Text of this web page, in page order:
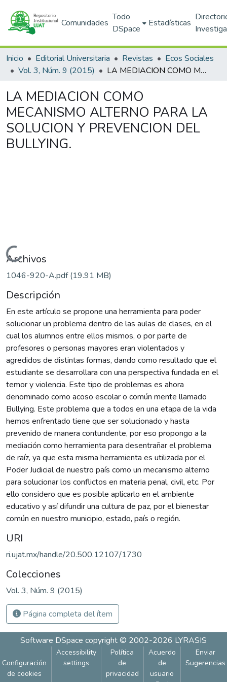
Comunidades
Todo
DSpace
Estadísticas
Inicio Editorial Universitaria Revistas
Ecos Sociales
Vol. 3, Núm. 9 (2015)
LA MEDIACION COMO MECANISMO ALTERNO PARA LA SOLUCION Y PREVENCION DEL BULLYING.
LA MEDIACION COMO
MECANISMO ALTERNO PARA LA
SOLUCION Y PREVENCION DEL
BULLYING.
Cargando...
Archivos
1046-920-A.pdf(19.91 MB)
Descripción
En este artículo se propone una herramienta para poder
solucionar un problema dentro de las aulas de clases, en el
cual los alumnos entre ellos mismos, o por parte de
profesores o personas mayores eran violentados y
agredidos de distintas formas, dando como resultado que el
estudiante se desarrollara con una perspectiva fundada en el
temor y violencia. Este tipo de problemas es ahora
denominado como acoso escolar o común mente llamado
Bullying. Este problema que a todos en una etapa de la vida
hemos enfrentado tiene que ser solucionado y hasta
prevenido de manera contundente, por eso propongo a la
mediación como herramienta para desentrañar el problema
de raíz, ya que esta misma herramienta es utilizada por el
Poder Judicial de nuestro país como un mecanismo alterno
para solucionar los conflictos en materia penal, civil, etc. Por
ello considero que es posible aplicarlo en el ambiente
educativo y así difundir una cultura de paz, por el bienestar
común en nuestro municipio, estado, país o región.
URI
ri.ujat.mx/handle/20.500.12107/1730
Colecciones
Vol. 3, Núm. 9 (2015)
Página completa del ítem
Software DSpace copyright © 2002-2026 LYRASIS
Configuración
de cookies
Accessibility
settings
Política
de
privacidad
Acuerdo
de
usuario
Enviar
Sugerencias